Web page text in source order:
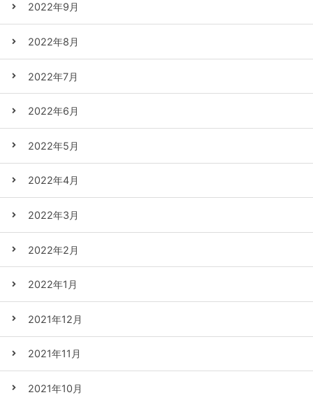
2022年9月
2022年8月
2022年7月
2022年6月
2022年5月
2022年4月
2022年3月
2022年2月
2022年1月
2021年12月
2021年11月
2021年10月